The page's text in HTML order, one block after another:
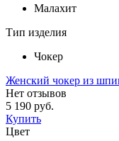
Малахит
Тип изделия
Чокер
Женский чокер из
Нет отзывов
5 190 руб.
Купить
Цвет